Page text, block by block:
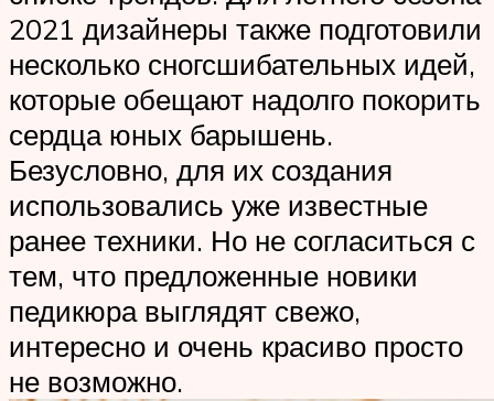
2021 дизайнеры также подготовили
несколько сногсшибательных идей,
которые обещают надолго покорить
сердца юных барышень.
Безусловно, для их создания
использовались уже известные
ранее техники. Но не согласиться с
тем, что предложенные новики
педикюра выглядят свежо,
интересно и очень красиво просто
не возможно.